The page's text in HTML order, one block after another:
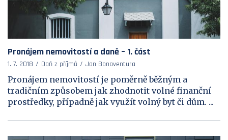
Pronájem nemovitostí a daně – 1. část
1. 7. 2018 Daň z příjmů Jan Bonaventura
Pronájem nemovitostí je poměrně běžným a
tradičním způsobem jak zhodnotit volné finanční
prostředky, případně jak využít volný byt či dům. ...